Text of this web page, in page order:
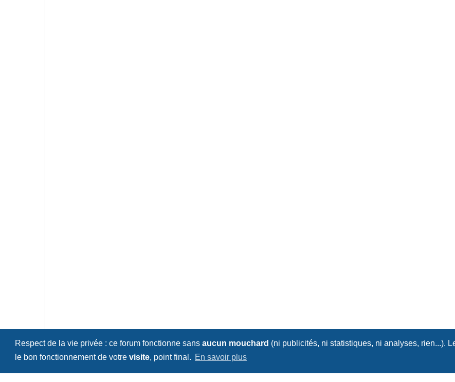
Respect de la vie privée : ce forum fonctionne sans aucun mouchard (ni publicités, ni statistiques, ni analyses, rien...).
le bon fonctionnement de votre visite, point final. En savoir plus
GPZ 500 et autres